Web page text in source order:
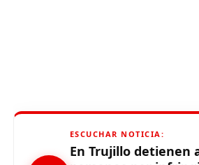
ESCUCHAR NOTICIA:
En Trujillo detienen